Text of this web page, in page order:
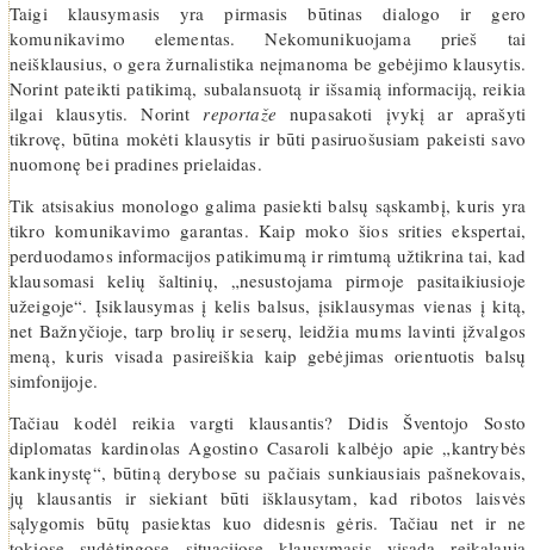
Taigi klausymasis yra pirmasis būtinas dialogo ir gero
komunikavimo elementas. Nekomunikuojama prieš tai
neišklausius, o gera žurnalistika neįmanoma be gebėjimo klausytis.
Norint pateikti patikimą, subalansuotą ir išsamią informaciją, reikia
ilgai klausytis. Norintreportaže nupasakoti įvykį ar aprašyti
tikrovę, būtina mokėti klausytis ir būti pasiruošusiam pakeisti savo
nuomonę bei pradines prielaidas.
Tik atsisakius monologo galima pasiekti balsų sąskambį, kuris yra
tikro komunikavimo garantas. Kaip moko šios srities ekspertai,
perduodamos informacijos patikimumą ir rimtumą užtikrina tai, kad
klausomasi kelių šaltinių, „nesustojama pirmoje pasitaikiusioje
užeigoje“. Įsiklausymas į kelis balsus, įsiklausymas vienas į kitą,
net Bažnyčioje, tarp brolių ir seserų, leidžia mums lavinti įžvalgos
meną, kuris visada pasireiškia kaip gebėjimas orientuotis balsų
simfonijoje.
Tačiau kodėl reikia vargti klausantis? Didis Šventojo Sosto
diplomatas kardinolas Agostino Casaroli kalbėjo apie „kantrybės
kankinystę“, būtiną derybose su pačiais sunkiausiais pašnekovais,
jų klausantis ir siekiant būti išklausytam, kad ribotos laisvės
sąlygomis būtų pasiektas kuo didesnis gėris. Tačiau net ir ne